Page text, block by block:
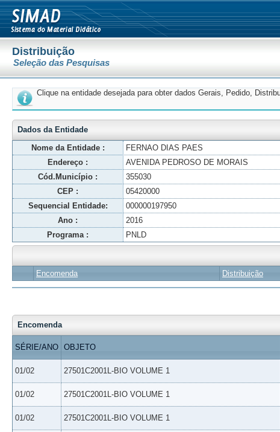
Distribuição
Seleção das Pesquisas
Clique na entidade desejada para obter dados Gerais, Pedido,
Dados da Entidade
Nome da Entidade :
FERNAO DIAS PAES
Endereço :
AVENIDA PEDROSO DE MORAIS
Cód.Município :
355030
CEP :
05420000
Sequencial Entidade:
000000197950
Ano :
2016
Programa :
PNLD
Encomenda Distribuição
Encomenda
SÉRIE/ANO OBJETO
01/02 27501C2001L-BIO VOLUME 1
01/02 27501C2001L-BIO VOLUME 1
01/02 27501C2001L-BIO VOLUME 1